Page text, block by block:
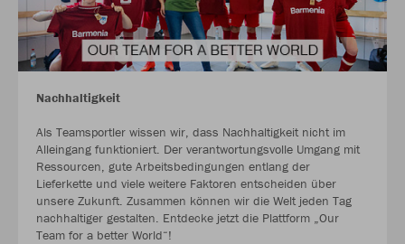
Nachhaltigkeit
Als Teamsportler wissen wir, dass Nachhaltigkeit nicht im
Alleingang funktioniert. Der verantwortungsvolle Umgang mit
Ressourcen, gute Arbeitsbedingungen entlang der
Lieferkette und viele weitere Faktoren entscheiden über
unsere Zukunft. Zusammen können wir die Welt jeden Tag
nachhaltiger gestalten. Entdecke jetzt die Plattform „Our
Team for a better World“!